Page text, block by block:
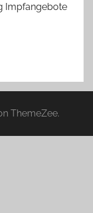
Impfangebote
ThemeZee.